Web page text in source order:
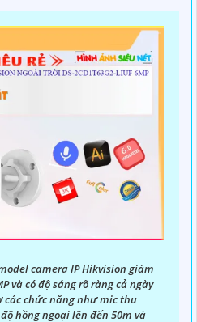
camera IP Hikvision giám
và có độ sáng rõ ràng cả ngày
các chức năng như mic thu
hồng ngoại lên đến 50m và